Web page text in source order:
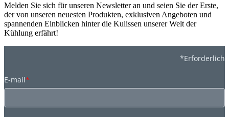
Melden Sie sich für unseren Newsletter an und seien Sie der Erste,
der von unseren neuesten Produkten, exklusiven Angeboten und
spannenden Einblicken hinter die Kulissen unserer Welt der
Kühlung erfährt!
*Erforderlich
E-mail*